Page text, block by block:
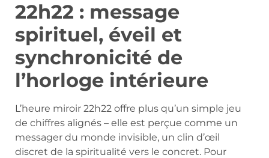
22h22 : message
spirituel, éveil et
synchronicité de
l’horloge intérieure
L’heure miroir 22h22 offre plus qu’un simple jeu
de chiffres alignés – elle est perçue comme un
messager du monde invisible, un clin d’œil
discret de la spiritualité vers le concret. Pour